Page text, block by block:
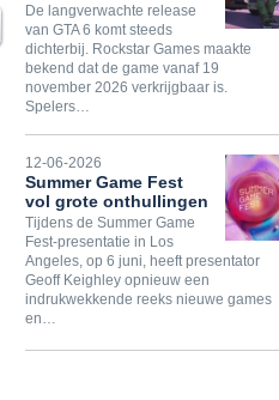
De langverwachte release
van GTA 6 komt steeds
dichterbij. Rockstar Games maakte
bekend dat de game vanaf 19
november 2026 verkrijgbaar is.
Spelers…
12-06-2026
Summer Game Fest
vol grote onthullingen
Tijdens de Summer Game
Fest-presentatie in Los
Angeles, op 6 juni, heeft presentator
Geoff Keighley opnieuw een
indrukwekkende reeks nieuwe games
en…